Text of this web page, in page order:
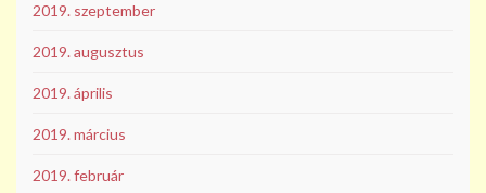
2019. szeptember
2019. augusztus
2019. április
2019. március
2019. február